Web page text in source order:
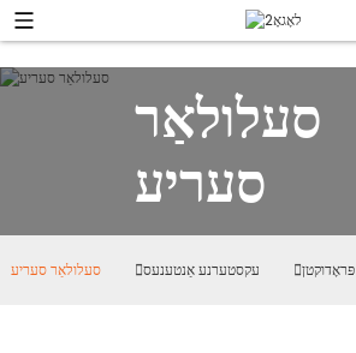
סעלולאַר
סעריע
פּראָדוקטן עקסטערנע אַנטענעס סעלולאַר סעריע